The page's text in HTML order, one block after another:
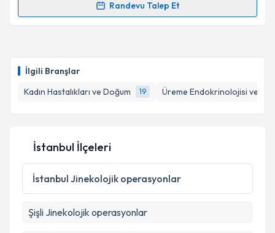
İlgili Branşlar
Kadın Hastalıkları ve Doğum
19 Üreme Endokrinolojisi ve
Randevu Talep Et
Randevu Takvimi Talebi
takvim hazırlandığında e-posta ile bilgilendireceğiz.
Kişisel verilerimin işlenmesine ilişkinAydınlatma
Metni
'ni okudum ve kişisel verilerimin belirtilen
kapsamda işlenmesini kabul ediyorum.
İstanbul İlçeleri
İstanbul Jinekolojik operasyonlar
Şişli Jinekolojik operasyonlar